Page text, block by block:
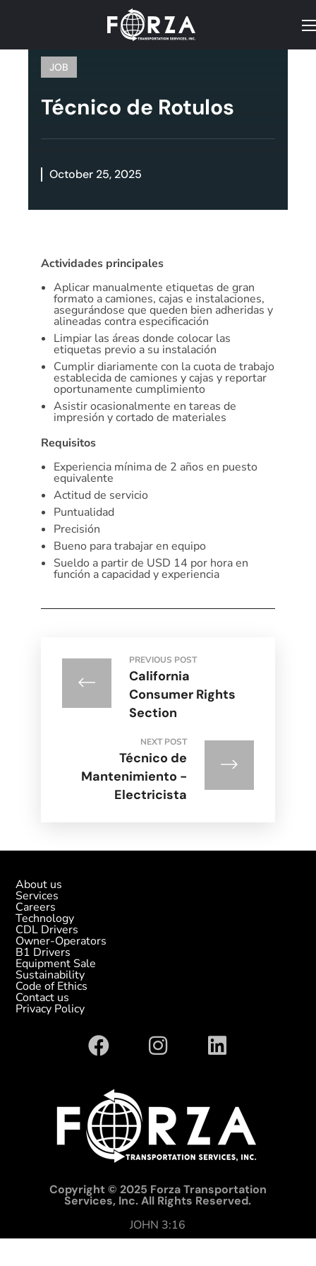
JOB
Técnico de Rotulos
October 25, 2025
Actividades principales
Aplicar manualmente etiquetas de gran
formato a camiones, cajas e instalaciones,
asegurándose que queden bien adheridas y
alineadas contra especificación
Limpiar las áreas donde colocar las
etiquetas previo a su instalación
Cumplir diariamente con la cuota de trabajo
establecida de camiones y cajas y reportar
oportunamente cumplimiento
Asistir ocasionalmente en tareas de
impresión y cortado de materiales
Requisitos
Experiencia mínima de 2 años en puesto
equivalente
Actitud de servicio
Puntualidad
Precisión
Bueno para trabajar en equipo
Sueldo a partir de USD 14 por hora en
función a capacidad y experiencia
PREVIOUS POST
California
Consumer Rights
Section
NEXT POST
Técnico de
Mantenimiento -
Electricista
About us
Services
Careers
Technology
CDL Drivers
Owner-Operators
B1 Drivers
Equipment Sale
Sustainability
Code of Ethics
Contact us
Privacy Policy
Copyright © 2025 Forza Transportation
Services, Inc. All Rights Reserved.
JOHN 3:16